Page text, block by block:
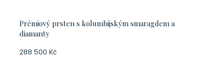
Prémiový prsten s kolumbijským smaragdem a
diamanty
288 500 Kč